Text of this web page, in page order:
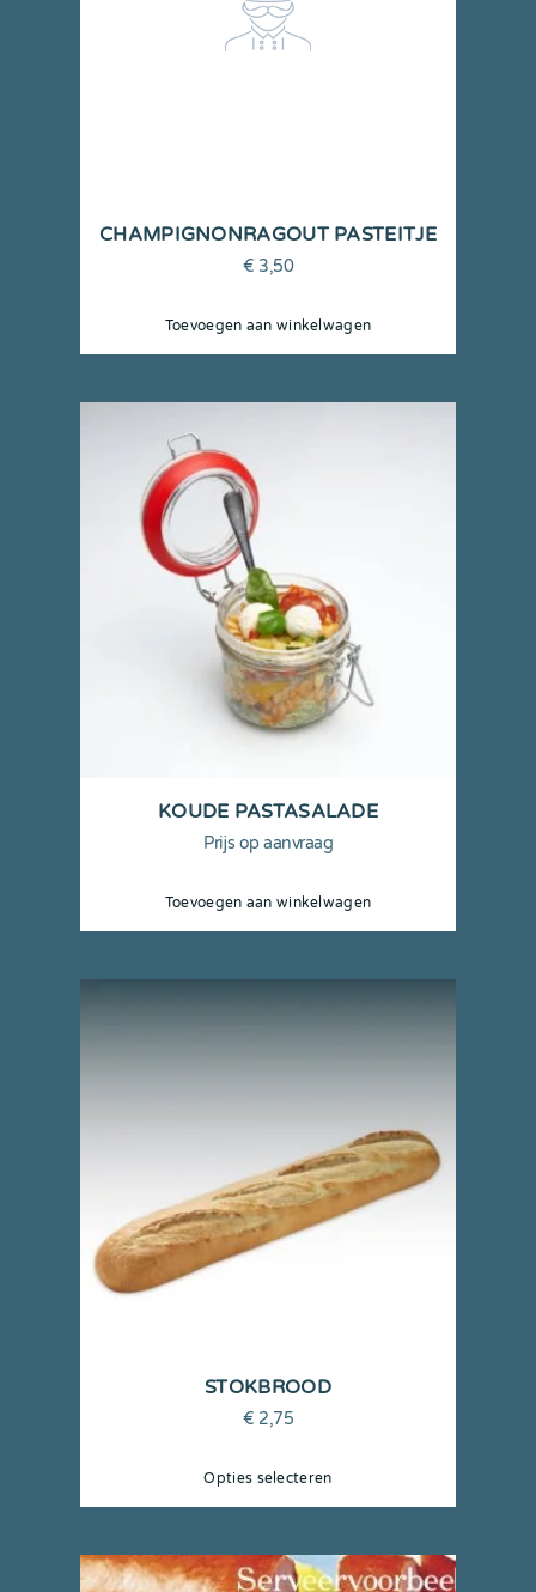
CHAMPIGNONRAGOUT PASTEITJE
€ 3,50
Toevoegen aan winkelwagen
KOUDE PASTASALADE
Prijs op aanvraag
Toevoegen aan winkelwagen
STOKBROOD
€ 2,75
Opties selecteren